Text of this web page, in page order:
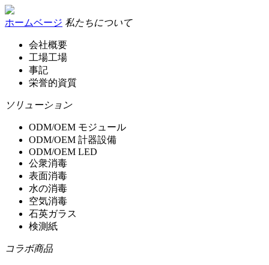
ホームベージ 私たちについて
会社概要
工場工場
事記
栄誉的資質
ソリューション
ODM/OEM モジュール
ODM/OEM 計器設備
ODM/OEM LED
公衆消毒
表面消毒
水の消毒
空気消毒
石英ガラス
検測紙
コラボ商品